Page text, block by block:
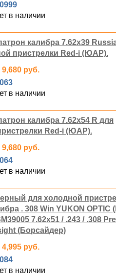
в наличии
калибра 7.62x39
пристрелки Red-i (ЮАР).
9,680 руб.
в наличии
калибра 7.62x54 R для
Red-i (ЮАР).
9,680 руб.
в наличии
для холодной
. 308 Win YUKON OPTIC
7.62x51 / .243 / .308
(Борсайдер)
4,995 руб.
в наличии